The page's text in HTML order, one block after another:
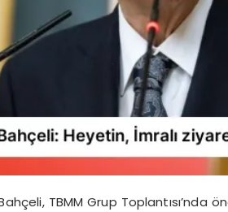
TBMM Grup Toplantısı’nda